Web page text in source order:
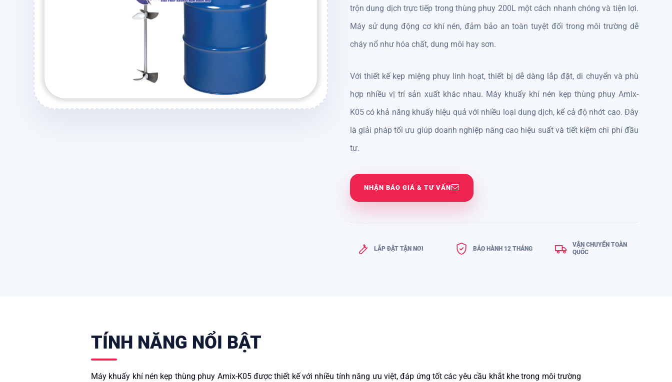
trộn dung dịch trực tiếp trong thùng phuy 200L một cách nhanh chóng và tiện lợi.
Máy sử dụng động cơ khí nén, đảm bảo an toàn tuyệt đối trong môi trường dễ
cháy nổ như hóa chất, dung môi hay sơn.
Với thiết kế kẹp miệng phuy linh hoạt, thiết bị dễ dàng lắp đặt, di chuyển và phù
hợp nhiều vị trí sản xuất khác nhau. Máy khuấy khí nén kẹp thùng phuy Amix-
K05có khả năng khuấy hiệu quả với nhiều loại dung dịch, kể cả độ nhớt cao. Đây
là giải pháp tối ưu giúp doanh nghiệp nâng cao hiệu suất và tiết kiệm chi phí đầu
tư.
NHẬN BÁO GIÁ & TƯ VẤN
LẮP ĐẶT TẬN NƠI BẢO HÀNH 12 THÁNG
VẬN CHUYỂN TOÀN
QUỐC
TÍNH NĂNG NỔI BẬT
Máy khuấy khí nén kẹp thùng phuy Amix-K05 được thiết kế với nhiều tính năng ưu việt, đáp ứng tốt các yêu cầu khắt khe trong môi trường